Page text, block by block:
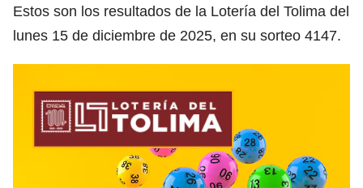
Estos son los resultados de la Lotería del Tolima del
lunes 15 de diciembre de 2025, en su sorteo 4147.